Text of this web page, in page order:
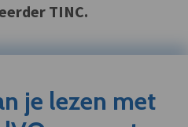
TINC.
je lezen met